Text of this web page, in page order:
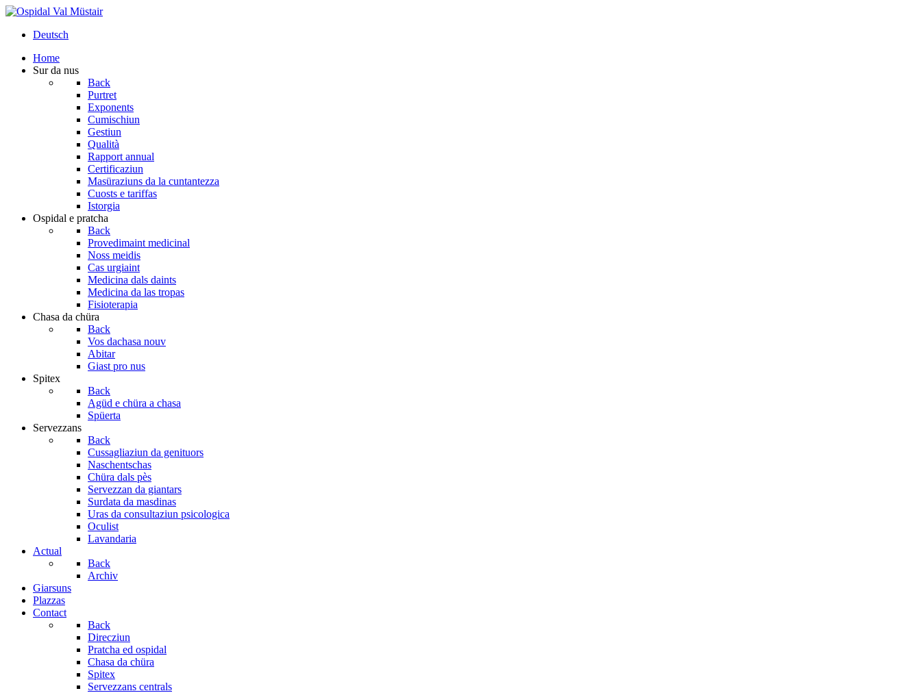
Deutsch
Home
Sur da nus
Back
Purtret
Exponents
Cumischiun
Gestiun
Qualità
Rapport annual
Certificaziun
Masüraziuns da la cuntantezza
Cuosts e tariffas
Istorgia
Ospidal e pratcha
Back
Provedimaint medicinal
Noss meidis
Cas urgiaint
Medicina dals daints
Medicina da las tropas
Fisioterapia
Chasa da chüra
Back
Vos dachasa nouv
Abitar
Giast pro nus
Spitex
Back
Agüd e chüra a chasa
Spüerta
Servezzans
Back
Cussagliaziun da genituors
Naschentschas
Chüra dals pès
Servezzan da giantars
Surdata da masdinas
Uras da consultaziun psicologica
Oculist
Lavandaria
Actual
Back
Archiv
Giarsuns
Plazzas
Contact
Back
Direcziun
Pratcha ed ospidal
Chasa da chüra
Spitex
Servezzans centrals